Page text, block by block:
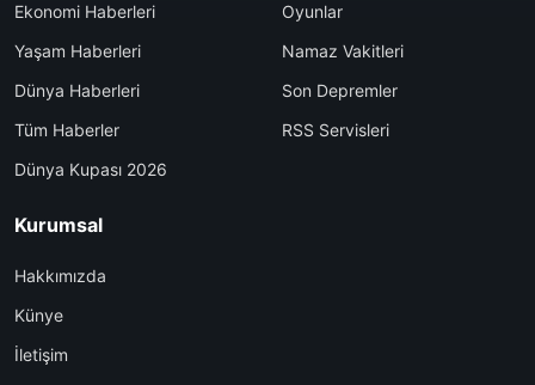
Ekonomi Haberleri
Yaşam Haberleri
Dünya Haberleri
Tüm Haberler
Dünya Kupası 2026
Oyunlar
Namaz Vakitleri
Son Depremler
RSS Servisleri
Kurumsal
Hakkımızda
Künye
İletişim